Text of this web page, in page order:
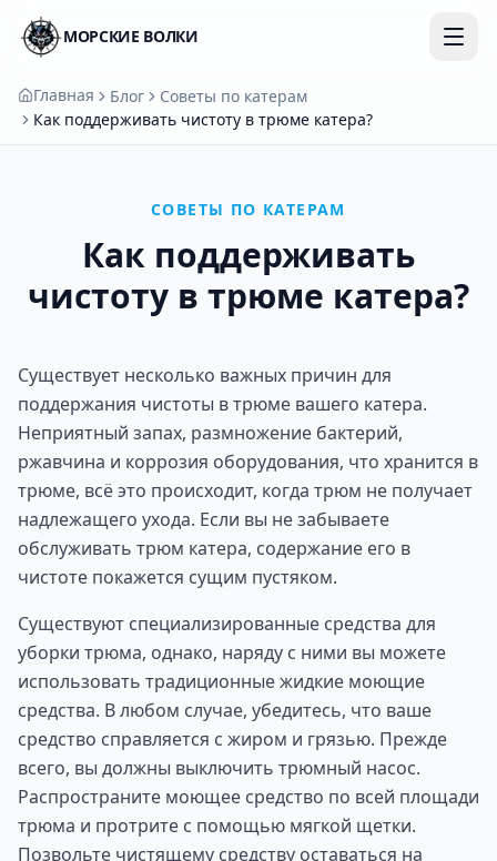
МОРСКИЕ ВОЛКИ
Главная Блог
Советы по катерам
Как поддерживать чистоту в трюме катера?
СОВЕТЫ ПО КАТЕРАМ
Как поддерживать
чистоту в трюме катера?
Существует несколько важных причин для
поддержания чистоты в трюме вашего катера.
Неприятный запах, размножение бактерий,
ржавчина и коррозия оборудования, что хранится в
трюме, всё это происходит, когда трюм не получает
надлежащего ухода. Если вы не забываете
обслуживать трюм катера, содержание его в
чистоте покажется сущим пустяком.
Существуют специализированные средства для
уборки трюма, однако, наряду с ними вы можете
использовать традиционные жидкие моющие
средства. В любом случае, убедитесь, что ваше
средство справляется с жиром и грязью. Прежде
всего, вы должны выключить трюмный насос.
Распространите моющее средство по всей площади
трюма и протрите с помощью мягкой щетки.
Позвольте чистящему средству оставаться на